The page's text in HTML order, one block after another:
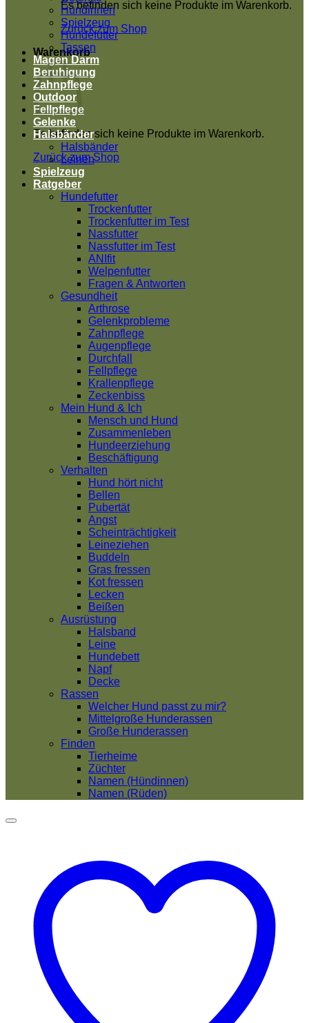
Es befinden sich keine Produkte im Warenkorb.
Zurück zum Shop
Warenkorb
Es befinden sich keine Produkte im Warenkorb.
Zurück zum Shop
Hündinnen
Spielzeug
Hundefutter
Tassen
Magen Darm
Beruhigung
Zahnpflege
Outdoor
Fellpflege
Gelenke
Halsbänder
Halsbänder
Leinen
Spielzeug
Ratgeber
Hundefutter
Trockenfutter
Trockenfutter im Test
Nassfutter
Nassfutter im Test
ANIfit
Welpenfutter
Fragen & Antworten
Gesundheit
Arthrose
Gelenkprobleme
Zahnpflege
Augenpflege
Durchfall
Fellpflege
Krallenpflege
Zeckenbiss
Mein Hund & Ich
Mensch und Hund
Zusammenleben
Hundeerziehung
Beschäftigung
Verhalten
Hund hört nicht
Bellen
Pubertät
Angst
Scheinträchtigkeit
Leineziehen
Buddeln
Gras fressen
Kot fressen
Lecken
Beißen
Ausrüstung
Halsband
Leine
Hundebett
Napf
Decke
Rassen
Welcher Hund passt zu mir?
Mittelgroße Hunderassen
Große Hunderassen
Finden
Tierheime
Züchter
Namen (Hündinnen)
Namen (Rüden)